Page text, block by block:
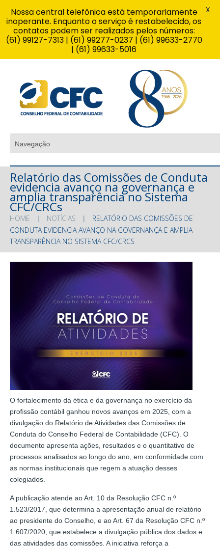
Relatório das Comissões de Conduta
evidencia avanço na governança e
amplia transparência no Sistema
CFC/CRCs
HOME NOTÍCIAS
RELATÓRIO DAS COMISSÕES DE
CONDUTA EVIDENCIA AVANÇO NA GOVERNANÇA E AMPLIA
TRANSPARÊNCIA NO SISTEMA CFC/CRCS
O fortalecimento da ética e da governança no exercício da
profissão contábil ganhou novos avanços em 2025, com a
divulgação do Relatório de Atividades das Comissões de
Conduta do Conselho Federal de Contabilidade (CFC). O
documento apresenta ações, resultados e o quantitativo de
processos analisados ao longo do ano, em conformidade com
as normas institucionais que regem a atuação desses
colegiados.
A publicação atende ao Art. 10 da Resolução CFC n.º
1.523/2017, que determina a apresentação anual de relatório
ao presidente do Conselho, e ao Art. 67 da Resolução CFC n.º
1.607/2020, que estabelece a divulgação pública dos dados e
das atividades das comissões. A iniciativa reforça a
Nossa central telefônica está temporariamente
inoperante. Enquanto o serviço é restabelecido, os
contatos podem ser realizados pelos números:
(61) 99127-7313 | (61) 99277-0237 | (61) 99633-2770
| (61) 99633-5016
X